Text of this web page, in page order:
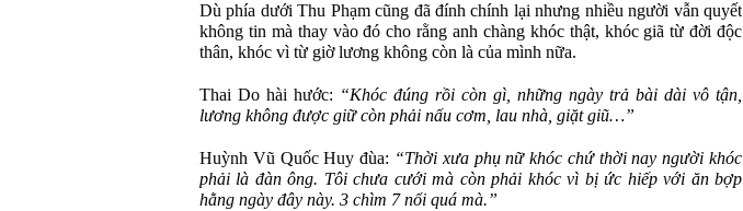
Dù phía dưới Thu Phạm cũng đã đính chính lại nhưng nhiều người vẫn quyết
không tin mà thay vào đó cho rằng anh chàng khóc thật, khóc giã từ đời độc
thân, khóc vì từ giờ lương không còn là của mình nữa.
Thai Do hài hước: “Khóc đúng rồi còn gì, những ngày trả bài dài vô tận,
lương không được giữ còn phải nấu cơm, lau nhà, giặt giũ…”
Huỳnh Vũ Quốc Huy đùa: “Thời xưa phụ nữ khóc chứ thời nay người khóc
phải là đàn ông. Tôi chưa cưới mà còn phải khóc vì bị ức hiếp với ăn bợp
hằng ngày đây này. 3 chìm 7 nổi quá mà.”